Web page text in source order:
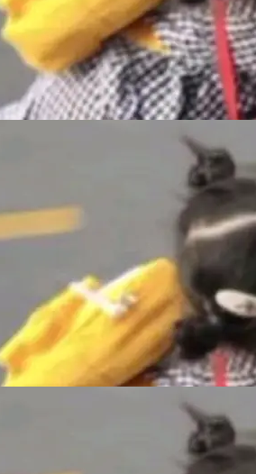
显示，...
，互不通气。 这个判
同。Hugging Face 是
上面跑着上百万个模
...
算稀奇事。 Crawsh
个开源 AI coding age
篇文章，核心论点很
源。 理由不是传统的自
AI agent 直接相关的
就能个性化任何软件 C
路演现场诞生
的时候大概没人想到它
态的路演。 8月1日，
负责人崔添翼（tiany
是 Agent Harness 相
望参加 DeepSeek Har
私信联系我。请附上
真实环境中——调用工
、处理错误、完成闭
Lite-Preview
源轻量级统一多模态模
U1.5-Lite-Preview。
还仅以 8B-MoT 的轻
更精细的真实质感、
迭代编辑。 相比 U
以下方向上带来了显著
成； 更精细的局部纹
； 更准确的中英文文字
稳定的图...
个用来检查 Ubuntu
。 Canonical 工程师
说得很直白：「hwc
，它和它的依赖项都
在其他发行版上。」
上为零。既然只有 Ub
打包就没什么可纠结
移路径 hwctl 是 rust-
，命令行工具负责查
来 Anthropic
之间来回跳，中间只
上周刚宣布因健康原因
Lab，说自己作为联合
几天后，The Inform
，负责递归自我
Machines 过
包含多项改进。官方更
要更新内容如下： 扩